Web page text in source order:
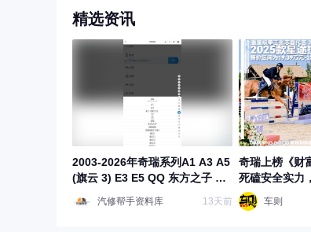
精选资讯
2003-2026年奇瑞系列A1 A3 A5
(旗云 3) E3 E5 QQ 东方之子 探
册电路图资料、维修资料、汽修
汽修帮手资料库 13天前
奇瑞上榜《财
死磕安全实力
上市
车则